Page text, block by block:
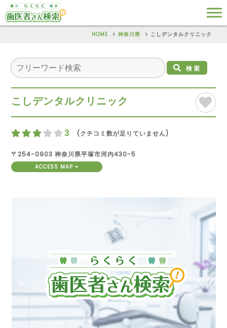
HOME 神奈川県 こしデンタルクリニック
検索
こしデンタルクリニック
3 (クチコミ数が足りていません)
〒254-0903 神奈川県平塚市河内430-5
ACCESS MAP